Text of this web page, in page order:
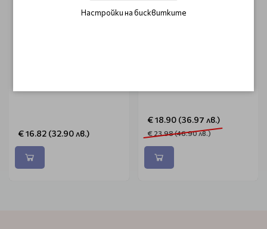
€ 16.82 (32.90 лв.)
€ 18.90 (36.97 лв.)
€ 23.98 (46.90 лв.)
Настройки на бисквитките